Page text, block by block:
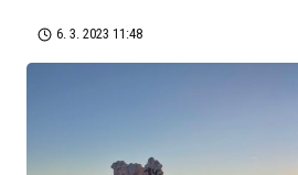
6. 3. 2023 11:48